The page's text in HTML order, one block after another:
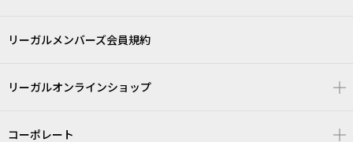
リーガルメンバーズ会員規約
リーガルオンラインショップ
コーポレート